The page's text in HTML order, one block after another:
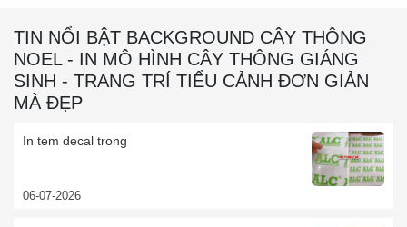
TIN NỔI BẬT BACKGROUND CÂY THÔNG
NOEL - IN MÔ HÌNH CÂY THÔNG GIÁNG
SINH - TRANG TRÍ TIỂU CẢNH ĐƠN GIẢN
MÀ ĐẸP
In tem decal trong
06-07-2026